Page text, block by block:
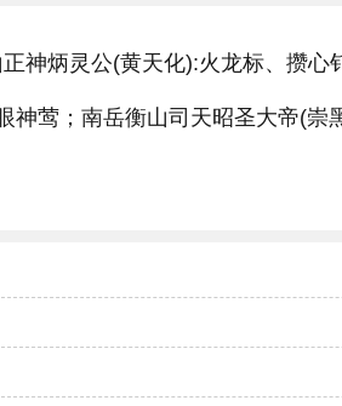
神炳灵公(黄天化):火龙标、攒心
神莺；南岳衡山司天昭圣大帝(崇